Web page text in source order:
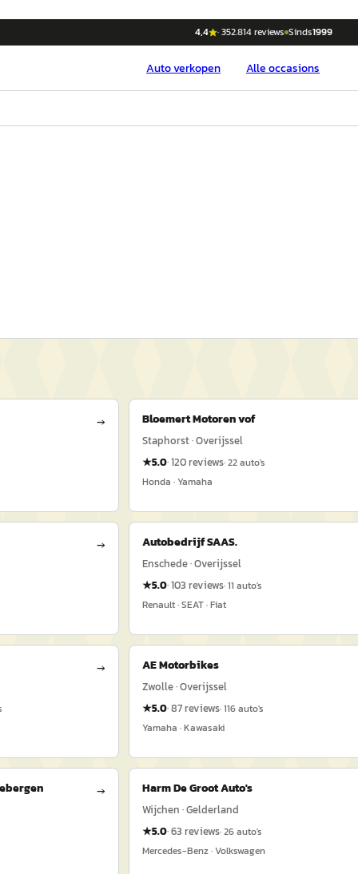
4,4 ·352.814reviews Sinds1999
Autoverkopen Alle occasions
→ Bloemert Motoren vof
Staphorst · Overijssel
★5.0·120reviews·22auto's
Honda · Yamaha
→ Autobedrijf SAAS.
Enschede · Overijssel
★5.0·103 reviews·11 auto's
Renault · SEAT · Fiat
→ AE Motorbikes
Zwolle · Overijssel
★5.0·87reviews·116auto's
Yamaha · Kawasaki
→ Harm De Groot Auto's
Wijchen · Gelderland
★5.0·63 reviews·26auto's
Mercedes-Benz · Volkswagen